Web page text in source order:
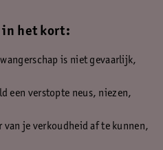
in het kort:
is niet gevaarlijk,
een verstopte neus, niezen,
van je verkoudheid af te kunnen,